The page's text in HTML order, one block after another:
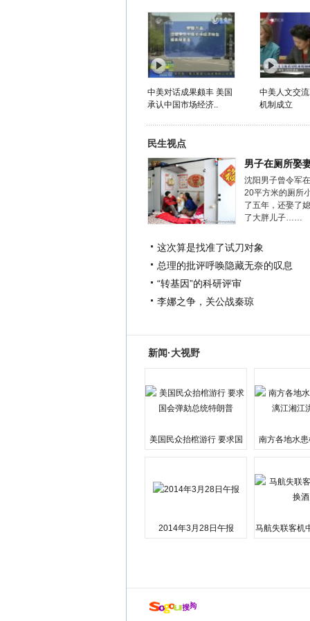
中美对话成果颇丰 美国
承认中国市场经济..
中美人文交
机制成立
民生视点
男子在厕所娶
沈阳男子曾令军
20平方米的厕所
了五年，还娶了
了大胖儿子……
这次算是找准了试刀对象
总理的批评呼唤隐藏无奈的叹息
“转基因”的科研评审
李娜之争，关公战秦琼
新闻·大视野
美国民众抬棺游行 要求国
南方各地水
2014年3月28日午报
马航失联客机